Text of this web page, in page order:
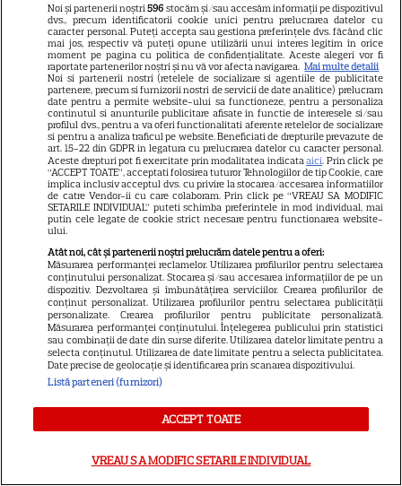
NOI DETALII IES LA IVEALĂ
despre accidentul rutier de la
Câmpulung. Ce viteză avea
microbuzul în care se aflau cei
de la Dinamo 2 înainte de
intrarea în curbă: "A venit în..."
Un nou concurent intră în
„Casa iubirii” și face furori
printre fete! Nu ratați ediția de
sâmbătă, 1 august, difuzată de
mare trend la noi în București:
Noi și partenerii noștri596 stocăm și/sau accesăm informații pe dispozitivul
dvs., precum identificatorii cookie unici pentru prelucrarea datelor cu
caracter personal. Puteți accepta sau gestiona preferințele dvs. făcând clic
mai jos, respectiv vă puteți opune utilizării unui interes legitim în orice
moment pe pagina cu politica de confidențialitate. Aceste alegeri vor fi
raportate partenerilor noștri și nu vă vor afecta navigarea. Mai multe detalii
Noi si partenerii nostri (retelele de socializare si agentiile de publicitate
partenere, precum si furnizorii nostri de servicii de date analitice) prelucram
date pentru a permite website-ului sa functioneze, pentru a personaliza
continutul si anunturile publicitare afisate in functie de interesele si/sau
profilul dvs., pentru a va oferi functionalitati aferente retelelor de socializare
si pentru a analiza traficul pe website. Beneficiati de drepturile prevazute de
art. 15-22 din GDPR in legatura cu prelucrarea datelor cu caracter personal.
Aceste drepturi pot fi exercitate prin modalitatea indicataaici. Prin click pe
“ACCEPT TOATE”, acceptati folosirea tuturor Tehnologiilor de tip Cookie, care
implica inclusiv acceptul dvs. cu privire la stocarea/accesarea informatiilor
de catre Vendor-ii cu care colaboram. Prin click pe “VREAU SA MODIFIC
SETARILE INDIVIDUAL” puteti schimba preferintele in mod individual, mai
putin cele legate de cookie strict necesare pentru functionarea website-
ului.
Atât noi, cât și partenerii noștri prelucrăm datele pentru a oferi:
Măsurarea performanței reclamelor. Utilizarea profilurilor pentru selectarea
conținutului personalizat. Stocarea și/sau accesarea informațiilor de pe un
dispozitiv. Dezvoltarea și îmbunătățirea serviciilor. Crearea profilurilor de
conținut personalizat. Utilizarea profilurilor pentru selectarea publicității
personalizate. Crearea profilurilor pentru publicitate personalizată.
Măsurarea performanței conținutului. Înțelegerea publicului prin statistici
sau combinații de date din surse diferite. Utilizarea datelor limitate pentru a
selecta conținutul. Utilizarea de date limitate pentru a selecta publicitatea.
Date precise de geolocație și identificarea prin scanarea dispozitivului.
Listă parteneri (furnizori)
ACCEPT TOATE
VREAU SA MODIFIC SETARILE INDIVIDUAL